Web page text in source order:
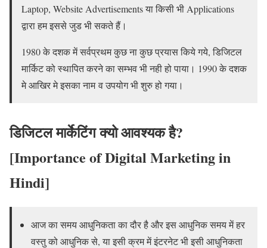
Laptop, Website Advertisements या किसी भी Applications
द्वारा हम इससे जुड भी सकते हैं।
1980 के दशक में सर्वप्रथम कुछ ना कुछ प्रयास किये गये, डिजिटल
मार्किट को स्थापित करने का सम्भव भी नही हो पाया। 1990 के दशक
मे आखिर मे इसका नाम व उपयोग भी शुरु हो गया।
डिजिटल मार्केटिंग क्यो आवश्यक है?
[Importance of Digital Marketing in
Hindi]
आज का समय आधुनिकता का दौर है और इस आधुनिक समय में हर
वस्तु को आधुनिक से, या इसी क्रम में इंटरनेट भी इसी आधुनिकता